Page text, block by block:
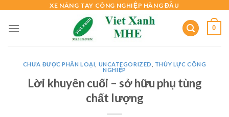
content
XE NÂNG TAY CÔNG NGHIỆP HÀNG ĐẦU
0
CHƯA ĐƯỢC PHÂN LOẠI UNCATEGORIZED
THỦY LỰC CÔNG
NGHIỆP
Lời khuyên cuối – sở hữu phụ tùng
chất lượng